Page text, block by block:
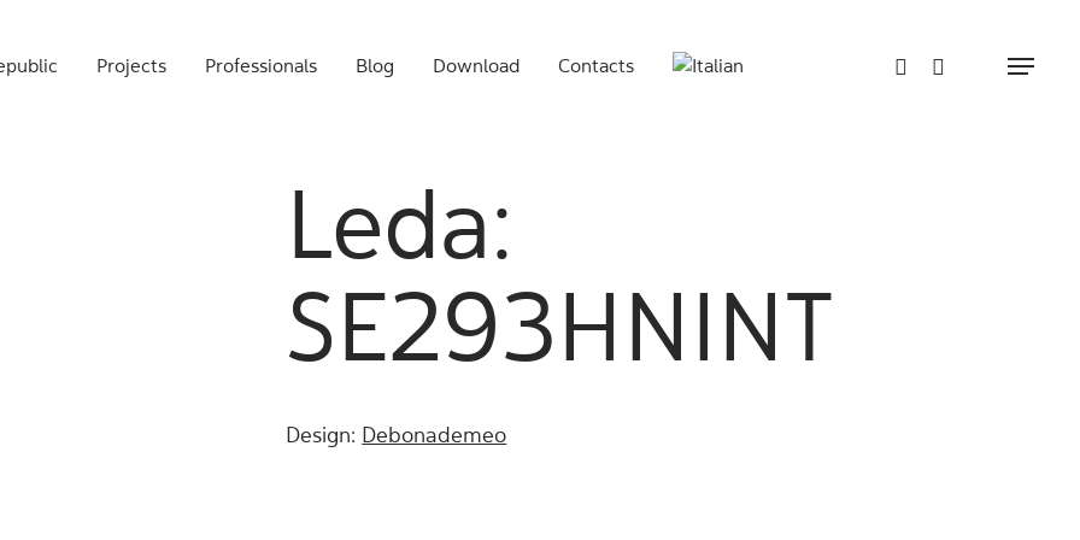
Projects Professionals Blog Download Contacts Menu
Leda:
SE293HNINT
Design: Debonademeo